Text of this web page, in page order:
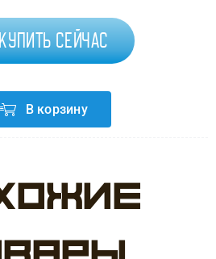
сейчас
В корзину